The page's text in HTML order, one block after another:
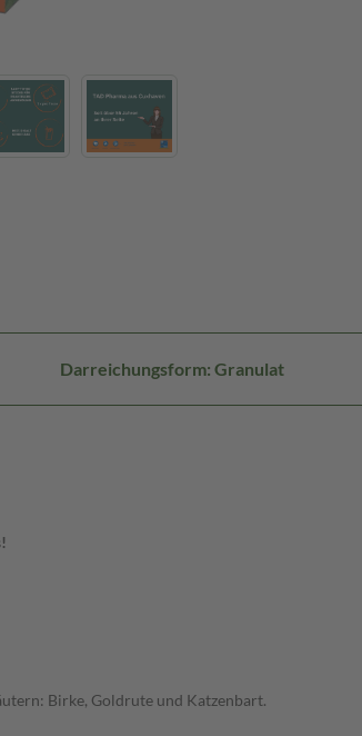
Darreichungsform: Granulat
Birke, Goldrute und Katzenbart.